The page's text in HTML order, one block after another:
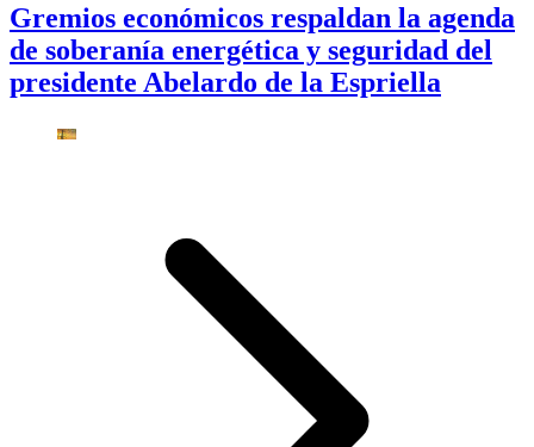
Gremios económicos respaldan la agenda
de soberanía energética y seguridad del
presidente Abelardo de la Espriella